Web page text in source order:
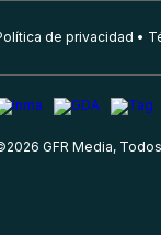
de privacidad
2026 GFR Media,